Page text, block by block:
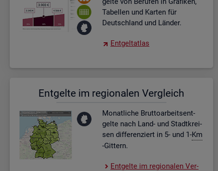
Ta­bel­len und Kar­ten für
Deutsch­land und Län­der.
Ent­gel­t­at­las
Ent­gel­te im re­gio­na­len Ver­gleich
Mo­nat­li­che Brut­to­ar­beits­ent­
gel­te nach Land- und Stadt­krei­
sen dif­fe­ren­ziert in 5- und 1-Km
-Git­tern.
Ent­gel­te im re­gio­na­len Ver­